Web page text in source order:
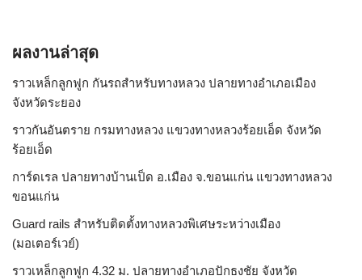
ผลงานล่าสุด
ราวเหล็กลูกฟูก กันรถสําหรับทางหลวง ปลายทางอำเภอเมือง
จังหวัดระยอง
ราวกันอันตราย กรมทางหลวง แขวงทางหลวงร้อยเอ็ด จังหวัด
ร้อยเอ็ด
การ์ดเรล ปลายทางบ้านเป็ด อ.เมือง จ.ขอนแก่น แขวงทางหลวง
ขอนแก่น
Guard rails สำหรับติดตั้งทางหลวงพิเศษระหว่างเมือง
(มอเตอร์เวย์)
ราวเหล็กลูกฟูก 4.32 ม. ปลายทางอำเภอปักธงชัย จังหวัด